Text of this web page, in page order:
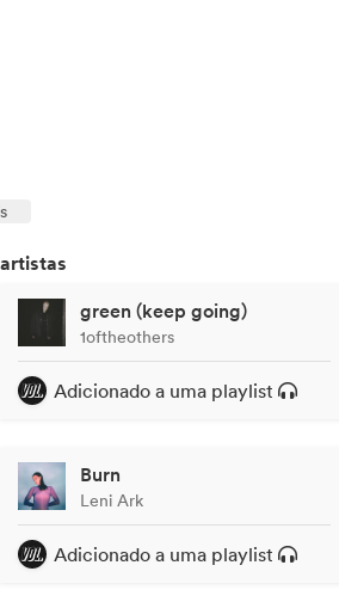
green (keep going)
1oftheothers
Adicionado a uma playlist
Burn
Leni Ark
Adicionado a uma playlist